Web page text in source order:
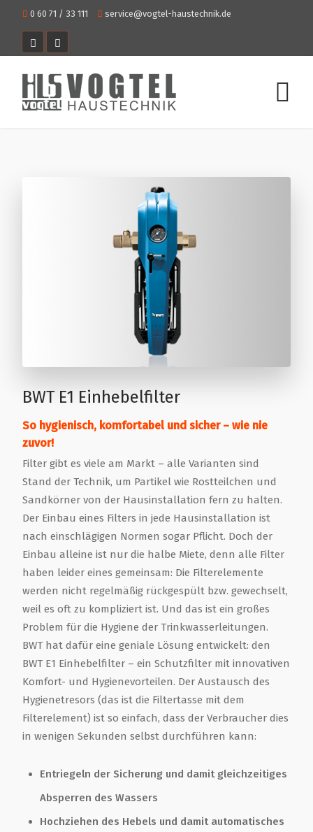
0 60 71 / 33 111 service@vogtel-haustechnik.de
BWT E1 Einhebelfilter
So hygienisch, komfortabel und sicher – wie nie
zuvor!
Filter gibt es viele am Markt – alle Varianten sind
Stand der Technik, um Partikel wie Rostteilchen und
Sandkörner von der Hausinstallation fern zu halten.
Der Einbau eines Filters in jede Hausinstallation ist
nach einschlägigen Normen sogar Pflicht. Doch der
Einbau alleine ist nur die halbe Miete, denn alle Filter
haben leider eines gemeinsam: Die Filterelemente
werden nicht regelmäßig rückgespült bzw. gewechselt,
weil es oft zu kompliziert ist. Und das ist ein großes
Problem für die Hygiene der Trinkwasserleitungen.
BWT hat dafür eine geniale Lösung entwickelt: den
BWT E1 Einhebelfilter – ein Schutzfilter mit innovativen
Komfort- und Hygienevorteilen. Der Austausch des
Hygienetresors (das ist die Filtertasse mit dem
Filterelement) ist so einfach, dass der Verbraucher dies
in wenigen Sekunden selbst durchführen kann:
Entriegeln der Sicherung und damit gleichzeitiges
Absperren des Wassers
Hochziehen des Hebels und damit automatisches